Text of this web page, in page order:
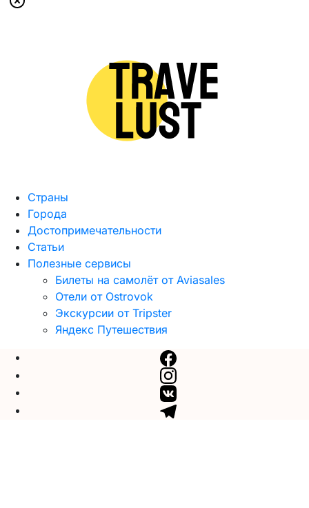
Страны
Города
Достопримечательности
Статьи
Полезные сервисы
Билеты на самолёт от Aviasales
Отели от Ostrovok
Экскурсии от Tripster
Яндекс Путешествия